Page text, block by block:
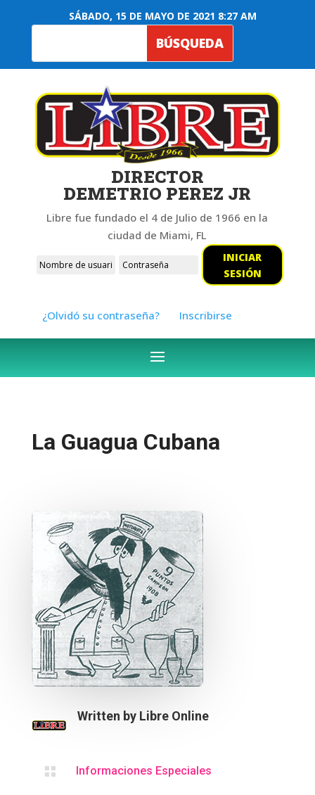
SÁBADO, 15 DE MAYO DE 2021 8:27 AM
DIRECTOR
DEMETRIO PEREZ JR
Libre fue fundado el 4 de Julio de 1966 en la
ciudad de Miami, FL
INICIAR
SESIÓN
¿Olvidó su contraseña? Inscribirse
La Guagua Cubana
Written by Libre Online
 Informaciones Especiales